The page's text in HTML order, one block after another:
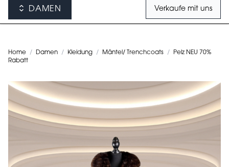
DAMEN Verkaufe mit uns
Home / Damen / Kleidung / Mäntel/ Trenchcoats /
Pelz NEU 70%
Rabatt